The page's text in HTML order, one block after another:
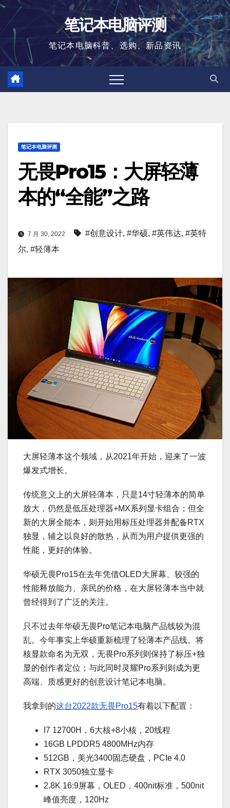
跳
至
笔记本电脑评测
笔记本电脑科普、选购、新品资讯
笔记本电脑评测
无畏Pro15：大屏轻薄
本的“全能”之路
7 月 30, 2022 #创意设计, #华硕, #英伟达, #英特
尔, #轻薄本
大屏轻薄本这个领域，从2021年开始，迎来了一波
爆发式增长。
传统意义上的大屏轻薄本，只是14寸轻薄本的简单
放大，仍然是低压处理器+MX系列显卡组合；但全
新的大屏全能本，则开始用标压处理器并配备RTX
独显，辅之以良好的散热，从而为用户提供更强的
性能，更好的体验。
华硕无畏Pro15在去年凭借OLED大屏幕、较强的
性能释放能力、亲民的价格，在大屏轻薄本当中就
曾经得到了广泛的关注。
只不过去年华硕无畏Pro笔记本电脑产品线较为混
乱。今年事实上华硕重新梳理了轻薄本产品线。将
核显款命名为无双，无畏Pro系列则保持了标压+独
显的创作者定位；与此同时灵耀Pro系列则成为更
高端、质感更好的创意设计笔记本电脑。
我拿到的这台2022款无畏Pro15有着以下配置：
I7 12700H，6大核+8小核，20线程
16GB LPDDR5 4800MHz内存
512GB，美光3400固态硬盘，PCIe 4.0
RTX 3050独立显卡
2.8K 16:9屏幕，OLED，400nit标准，500nit
峰值亮度，120Hz